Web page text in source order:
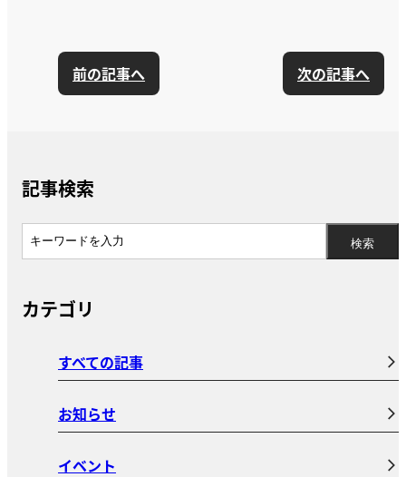
前の記事へ 次の記事へ
記事検索
カテゴリ
すべての記事
お知らせ
イベント